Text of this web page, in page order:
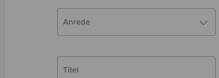
Anrede
Titel